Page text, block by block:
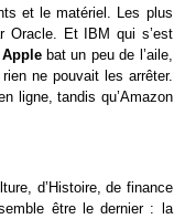
et le matériel. Les plus
Oracle. Et IBM qui s’est
Applebat un peu de l’aile,
ne pouvait les arrêter.
ligne, tandis qu’Amazon
d’Histoire, de finance
être le dernier : la